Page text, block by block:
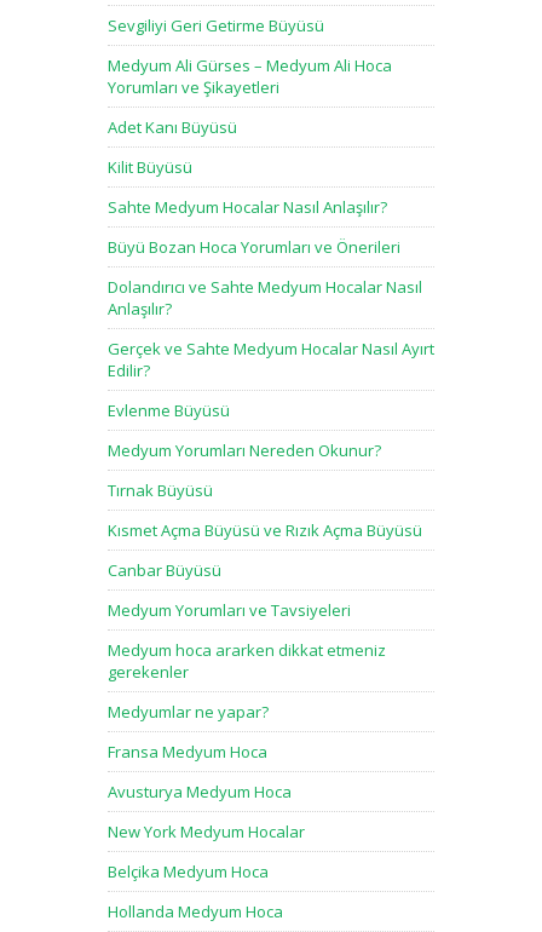
Sevgiliyi Geri Getirme Büyüsü
Medyum Ali Gürses – Medyum Ali Hoca
Yorumları ve Şikayetleri
Adet Kanı Büyüsü
Kilit Büyüsü
Sahte Medyum Hocalar Nasıl Anlaşılır?
Büyü Bozan Hoca Yorumları ve Önerileri
Dolandırıcı ve Sahte Medyum Hocalar Nasıl
Anlaşılır?
Gerçek ve Sahte Medyum Hocalar Nasıl Ayırt
Edilir?
Evlenme Büyüsü
Medyum Yorumları Nereden Okunur?
Tırnak Büyüsü
Kısmet Açma Büyüsü ve Rızık Açma Büyüsü
Canbar Büyüsü
Medyum Yorumları ve Tavsiyeleri
Medyum hoca ararken dikkat etmeniz
gerekenler
Medyumlar ne yapar?
Fransa Medyum Hoca
Avusturya Medyum Hoca
New York Medyum Hocalar
Belçika Medyum Hoca
Hollanda Medyum Hoca